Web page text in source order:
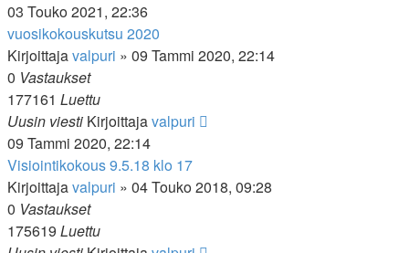
03 Touko 2021, 22:36
vuosikokouskutsu 2020
Kirjoittajavalpuri » 09 Tammi 2020, 22:14
0 Vastaukset
177161 Luettu
Uusin viesti Kirjoittajavalpuri
09 Tammi 2020, 22:14
Visiointikokous 9.5.18 klo 17
Kirjoittajavalpuri » 04 Touko 2018, 09:28
0 Vastaukset
175619 Luettu